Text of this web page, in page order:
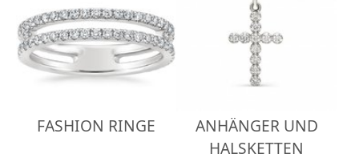
FASHION RINGE
ANHÄNGER UND
HALSKETTEN